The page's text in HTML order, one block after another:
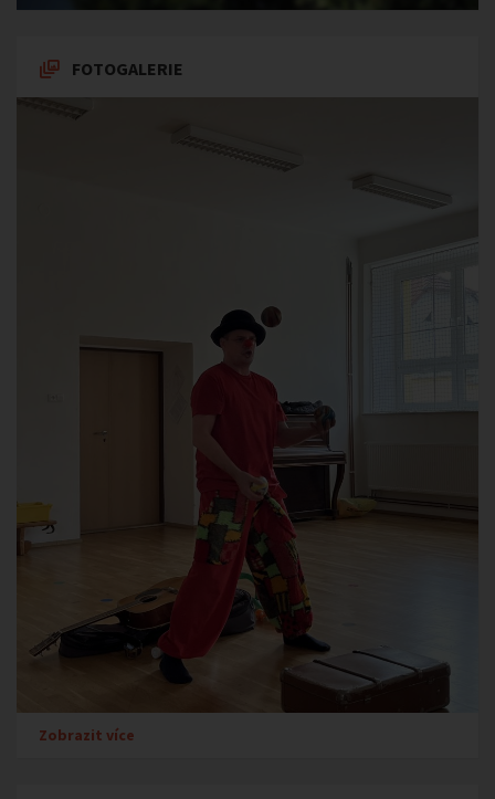
FOTOGALERIE
Zobrazit více